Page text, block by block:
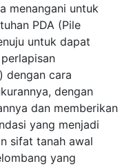
menangani untuk
PDA (Pile
untuk dapat
dengan cara
dengan
dan memberikan
yang menjadi
sifat tanah awal
yang